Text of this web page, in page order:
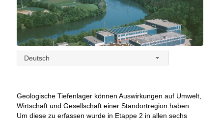
Deutsch
Geologische Tiefenlager können Auswirkungen auf Umwelt,
Wirtschaft und Gesellschaft einer Standortregion haben.
Um diese zu erfassen wurde in Etappe 2 in allen sechs